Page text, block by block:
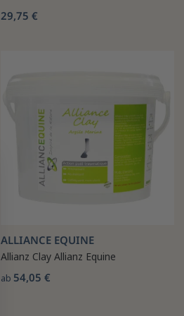
29,75 €
ALLIANCE EQUINE
Allianz Clay Allianz Equine
ab 54,05 €